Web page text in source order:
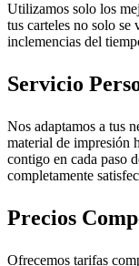
Utilizamos solo los
tus carteles no solo se
inclemencias del
Servicio
Nos adaptamos a tus
material de impresión
contigo en cada paso
completamente
Precios
Ofrecemos tarifas